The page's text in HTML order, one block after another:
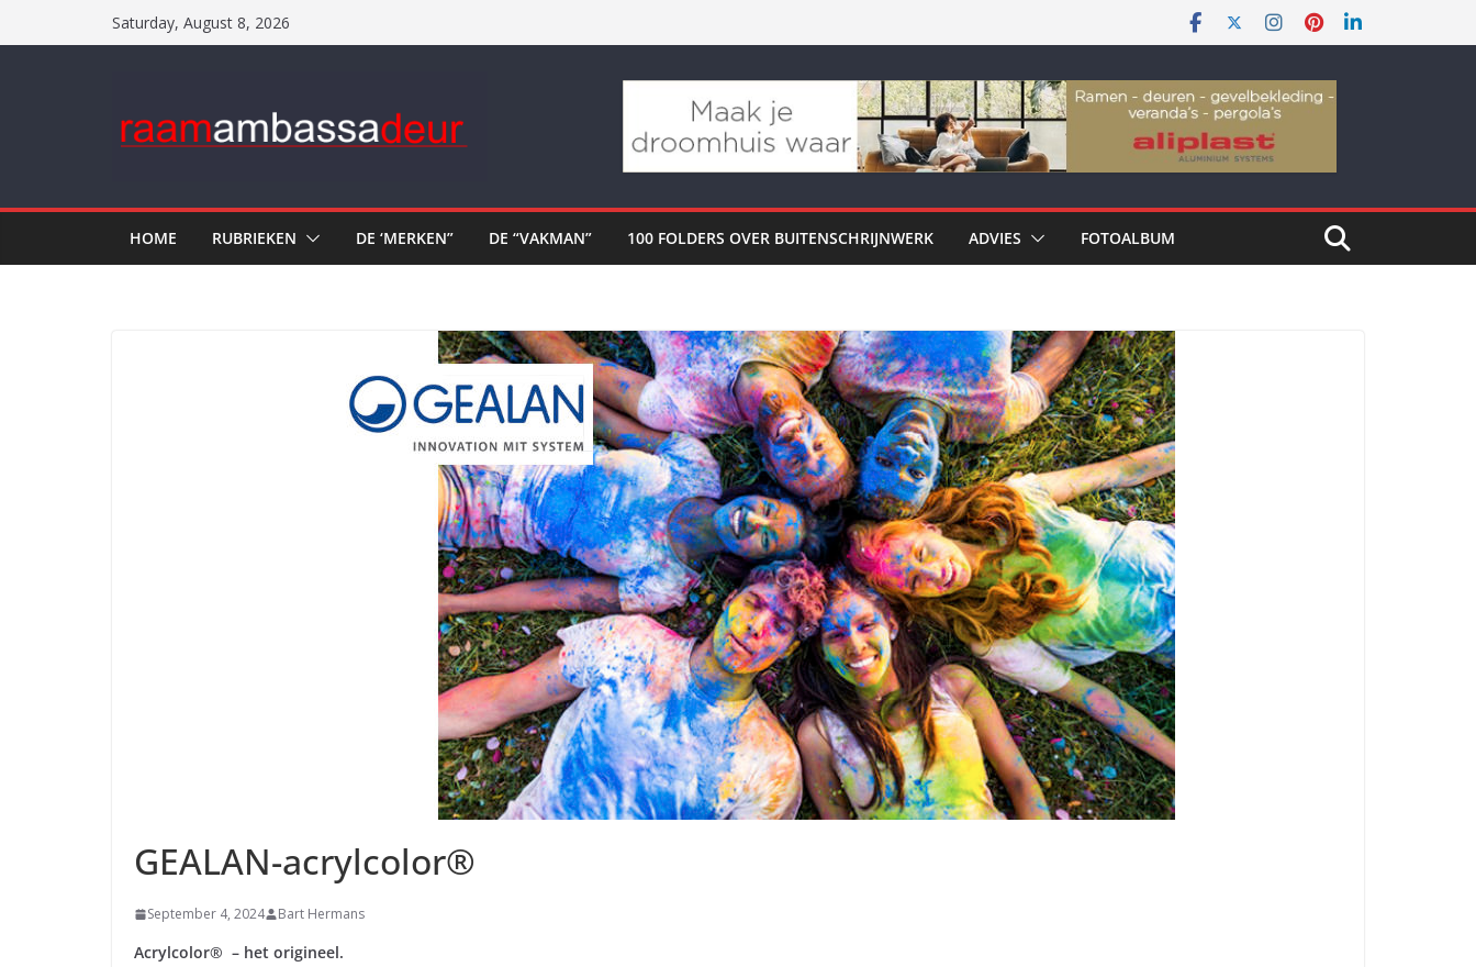
to
Saturday, August 8, 2026
HOME RUBRIEKEN DE ‘MERKEN” DE “VAKMAN” 100 FOLDERS OVER BUITENSCHRIJNWERK ADVIES FOTOALBUM
GEALAN-acrylcolor®
September 4, 2024 Bart Hermans
Acrylcolor® – het origineel.